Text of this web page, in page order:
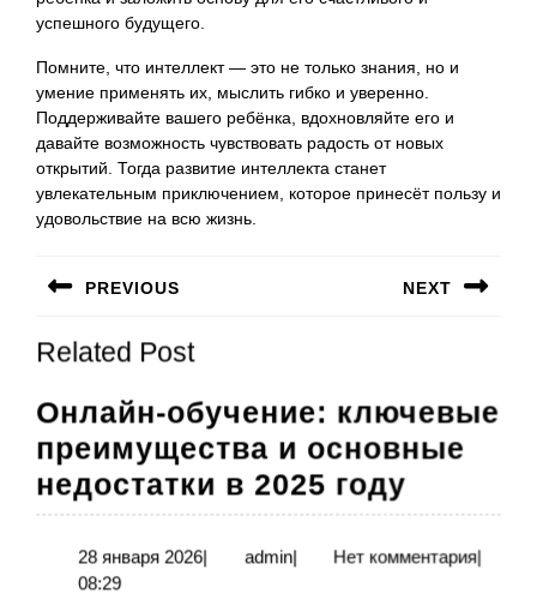
успешного будущего.
Помните, что интеллект — это не только знания, но и
умение применять их, мыслить гибко и уверенно.
Поддерживайте вашего ребёнка, вдохновляйте его и
давайте возможность чувствовать радость от новых
открытий. Тогда развитие интеллекта станет
увлекательным приключением, которое принесёт пользу и
удовольствие на всю жизнь.
по
записям
PREVIOUS
запись:
NEXT
Related Post
Онлайн-обучение: ключевые
преимущества и основные
недостатки в 2025 году
28 января 202628
| adminadmin
| Нет комментария|
08:29